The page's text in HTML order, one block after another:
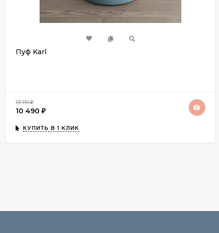
Пуф Karl
13 110₽
10 490 ₽
КУПИТЬ В 1 КЛИК